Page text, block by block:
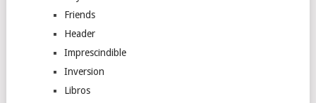
Friends
Header
Imprescindible
Inversion
Libros